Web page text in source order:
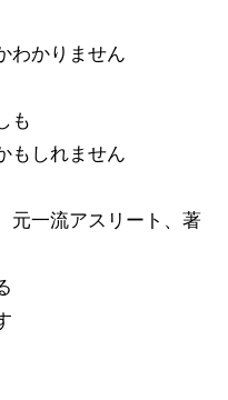
わかりません
も
もしれません
元一流アスリート、著